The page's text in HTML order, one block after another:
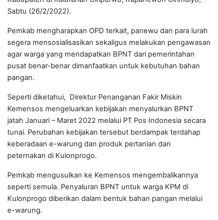
Sabtu (26/2/2022).
Pemkab mengharapkan OPD terkait, panewu dan para lurah
segera mensosialisasikan sekaligus melakukan pengawasan
agar warga yang mendapatkan BPNT dari pemerintahan
pusat benar-benar dimanfaatkan untuk kebutuhan bahan
pangan.
Seperti diketahui, Direktur Penanganan Fakir Miskin
Kemensos mengeluarkan kebijakan menyalurkan BPNT
jatah Januari – Maret 2022 melalui PT Pos Indonesia secara
tunai. Perubahan kebijakan tersebut berdampak terdahap
keberadaan e-warung dan produk pertanian dan
peternakan di Kulonprogo.
Pemkab mengusulkan ke Kemensos mengembalikannya
seperti semula. Penyaluran BPNT untuk warga KPM di
Kulonprogo diberikan dalam bentuk bahan pangan melalui
e-warung.